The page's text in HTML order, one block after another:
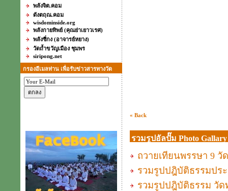
พลังจิต.คอม
ดังตฤณ.คอม
wisdominside.org
พลังกายทิพย์ (คุณย่าเยาวเรศ)
พลังชี่กง (อาจารย์หยาง)
วัดถ้ำขวัญเมือง ชุมพร
siripong.net
กรองอีเมลท่าน เพื่อรับข่าวสารทางวัด
« Back
รวมรูปอัลปั๊ม Photo Gallary
ถวายเทียนพรรษา 9 วั
รวมรูปปฎิบัติธรรมประ
รวมรูปปฎิบัติธรรม วัด